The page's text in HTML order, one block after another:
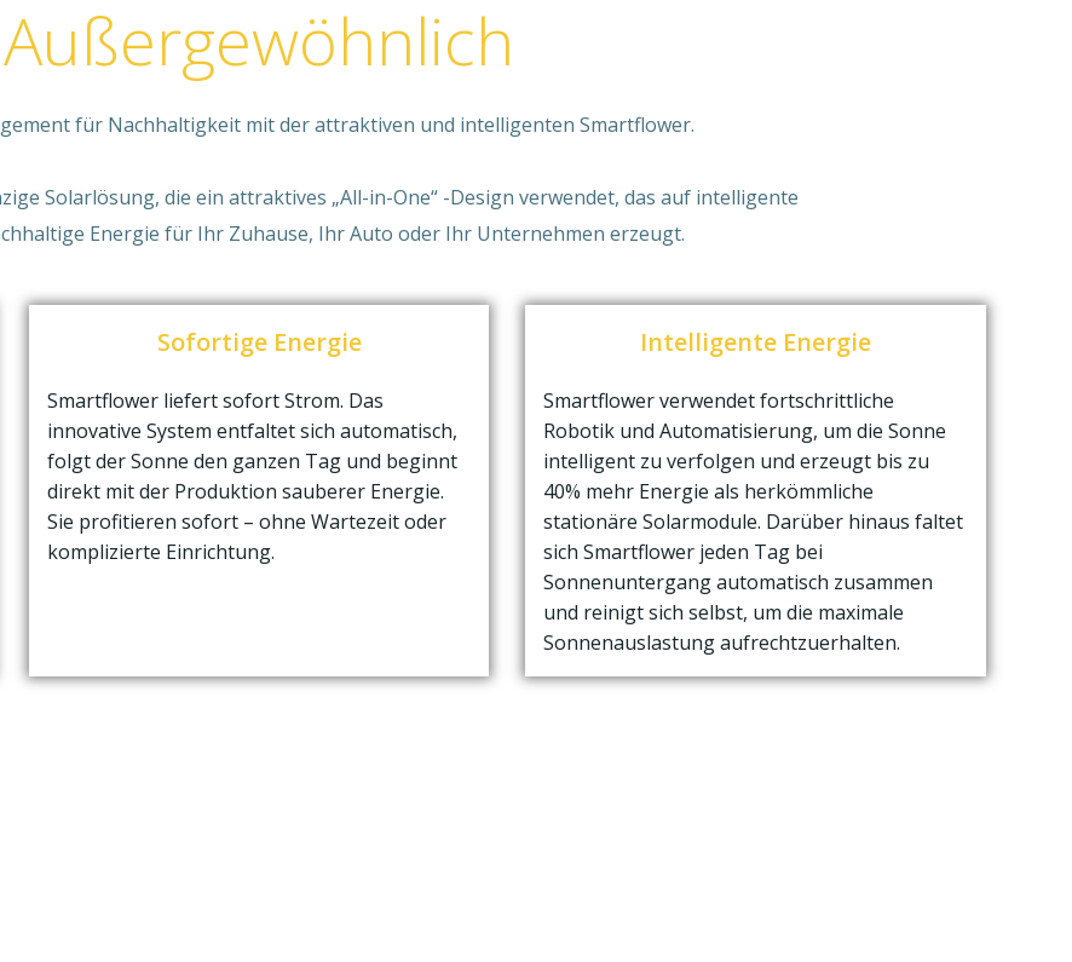
Außergewöhnlich
für Nachhaltigkeit mit der attraktiven und intelligenten Smartflower.
Solarlösung, die ein attraktives „All-in-One“ -Design verwendet, das auf intelligente
Energie für Ihr Zuhause, Ihr Auto oder Ihr Unternehmen erzeugt.
Sofortige Energie
Smartflower liefert sofort Strom. Das
innovative System entfaltet sich automatisch,
folgt der Sonne den ganzen Tag und beginnt
direkt mit der Produktion sauberer Energie.
Sie profitieren sofort – ohne Wartezeit oder
komplizierte Einrichtung.
Intelligente Energie
Smartflower verwendet fortschrittliche
Robotik und Automatisierung, um die Sonne
intelligent zu verfolgen und erzeugt bis zu
40% mehr Energie als herkömmliche
stationäre Solarmodule. Darüber hinaus faltet
sich Smartflower jeden Tag bei
Sonnenuntergang automatisch zusammen
und reinigt sich selbst, um die maximale
Sonnenauslastung aufrechtzuerhalten.